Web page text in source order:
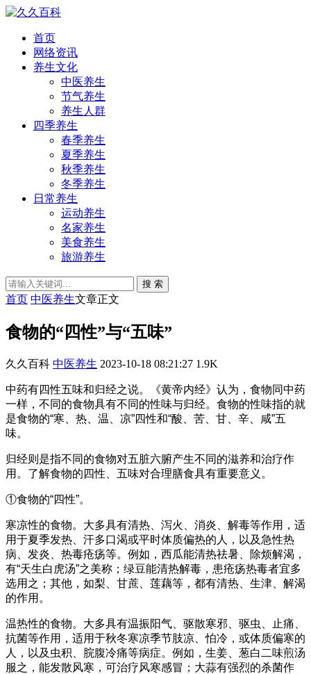
首页
网络资讯
养生文化
中医养生
节气养生
养生人群
四季养生
春季养生
夏季养生
秋季养生
冬季养生
日常养生
运动养生
名家养生
美食养生
旅游养生
搜 索
首页 中医养生文章正文
食物的“四性”与“五味”
久久百科 中医养生 2023-10-18 08:21:27 1.9K
中药有四性五味和归经之说。《黄帝内经》认为，食物同中药
一样，不同的食物具有不同的性味与归经。食物的性味指的就
是食物的“寒、热、温、凉”四性和“酸、苦、甘、辛、咸”五
味。
归经则是指不同的食物对五脏六腑产生不同的滋养和治疗作
用。了解食物的四性、五味对合理膳食具有重要意义。
①食物的“四性”。
寒凉性的食物。大多具有清热、泻火、消炎、解毒等作用，适
用于夏季发热、汗多口渴或平时体质偏热的人，以及急性热
病、发炎、热毒疮疡等。例如，西瓜能清热祛暑、除烦解渴，
有“天生白虎汤”之美称；绿豆能清热解毒，患疮疡热毒者宜多
选用之；其他，如梨、甘蔗、莲藕等，都有清热、生津、解渴
的作用。
温热性的食物。大多具有温振阳气、驱散寒邪、驱虫、止痛、
抗菌等作用，适用于秋冬寒凉季节肢凉、怕冷，或体质偏寒的
人，以及虫积、脘腹冷痛等病症。例如，生姜、葱白二味煎汤
服之，能发散风寒，可治疗风寒感冒；大蒜有强烈的杀菌作